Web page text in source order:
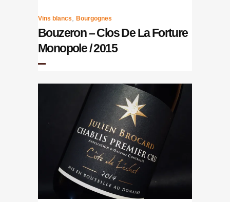
Vins blancs Bourgognes
Bouzeron – Clos De La Forture
Monopole / 2015